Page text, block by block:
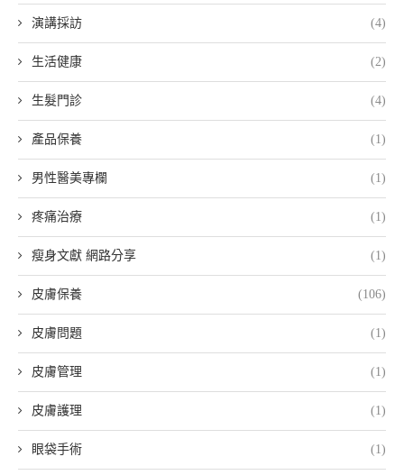
演講採訪 (4)
生活健康 (2)
生髮門診 (4)
產品保養 (1)
男性醫美專欄 (1)
疼痛治療 (1)
瘦身文獻 網路分享 (1)
皮膚保養 (106)
皮膚問題 (1)
皮膚管理 (1)
皮膚護理 (1)
眼袋手術 (1)